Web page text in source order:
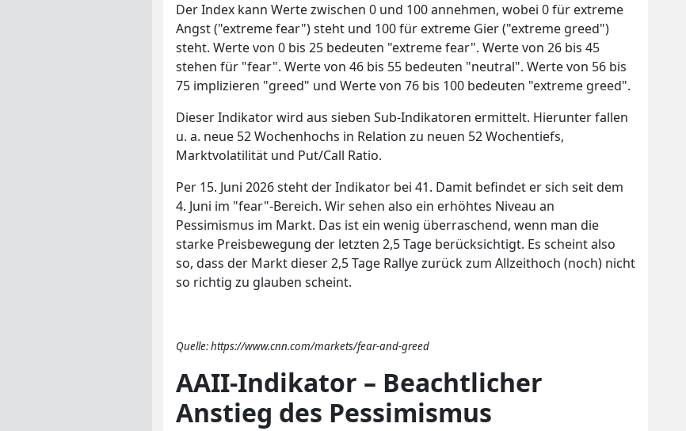
Der Index kann Werte zwischen 0 und 100 annehmen, wobei 0 für extreme
Angst ("extreme fear") steht und 100 für extreme Gier ("extreme greed")
steht. Werte von 0 bis 25 bedeuten "extreme fear". Werte von 26 bis 45
stehen für "fear". Werte von 46 bis 55 bedeuten "neutral". Werte von 56 bis
75 implizieren "greed" und Werte von 76 bis 100 bedeuten "extreme greed".
Dieser Indikator wird aus sieben Sub-Indikatoren ermittelt. Hierunter fallen
u. a. neue 52 Wochenhochs in Relation zu neuen 52 Wochentiefs,
Marktvolatilität und Put/Call Ratio.
Per 15. Juni 2026 steht der Indikator bei 41. Damit befindet er sich seit dem
4. Juni im "fear"-Bereich. Wir sehen also ein erhöhtes Niveau an
Pessimismus im Markt. Das ist ein wenig überraschend, wenn man die
starke Preisbewegung der letzten 2,5 Tage berücksichtigt. Es scheint also
so, dass der Markt dieser 2,5 Tage Rallye zurück zum Allzeithoch (noch) nicht
so richtig zu glauben scheint.
Quelle: https://www.cnn.com/markets/fear-and-greed
AAII-Indikator – Beachtlicher
Anstieg des Pessimismus